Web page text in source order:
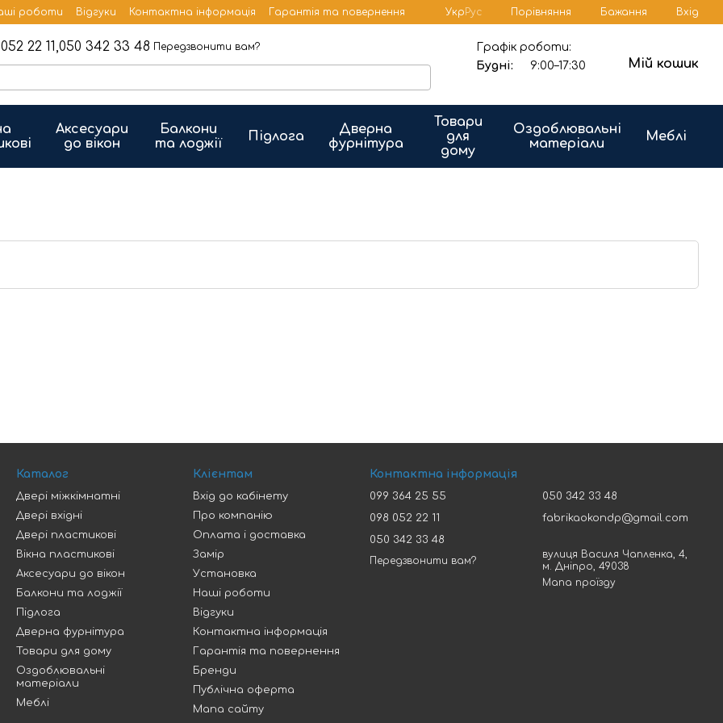
роботи Відгуки Контактна інформація
Гарантія та повернення
Укр Рус Порівняння Бажання Вхід
22 11,050 342 33 48 Передзвонити вам?
Графік роботи:
Будні:
9:00–17:30 Мій кошик
Аксесуари
до вікон
Балкони
та лоджії
Підлога
Дверна
фурнітура
Товари
для
дому
Оздоблювальні
матеріали
Меблі
Каталог
Двері міжкімнатні
Двері вхідні
Двері пластикові
Вікна пластикові
Аксесуари до вікон
Балкони та лоджії
Підлога
Дверна фурнітура
Товари для дому
Оздоблювальні
матеріали
Меблі
Клієнтам
Вхід до кабінету
Про компанію
Оплата і доставка
Замір
Установка
Наші роботи
Відгуки
Контактна інформація
Гарантія та повернення
Бренди
Публічна оферта
Мапа сайту
Контактна інформація
099 364 25 55
098 052 22 11
050 342 33 48
Передзвонити вам?
050 342 33 48
fabrikaokondp@gmail.com
вулиця Василя Чапленка, 4,
м. Дніпро, 49038
Мапа проїзду